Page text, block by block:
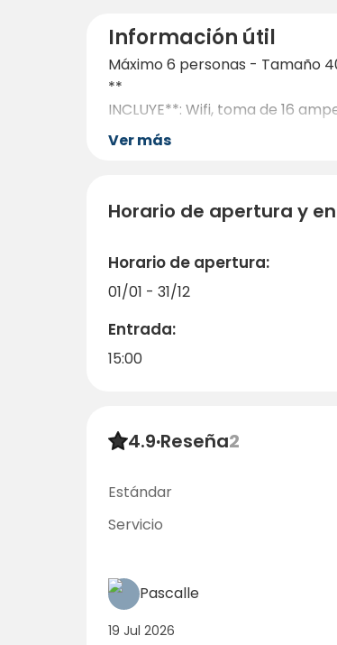
Información útil
Máximo 6 personas - Tamaño
**
INCLUYE**: Wifi, toma de 16
Ver más
Horario de apertura y
Horario de apertura:
01/01 - 31/12
Entrada:
15:00
4.9·Reseña2
Estándar
Servicio
Pascalle
19 Jul 2026